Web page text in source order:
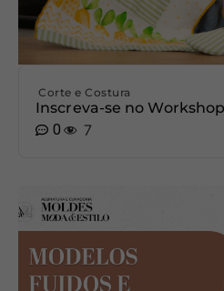
Corte e Costura
Inscreva-se no
0
7